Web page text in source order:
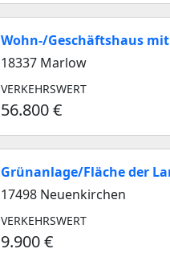
Wohn-/Geschäftshaus
18337 Marlow
VERKEHRSWERT
56.800 €
Grünanlage/Fläche der
17498 Neuenkirchen
VERKEHRSWERT
9.900 €